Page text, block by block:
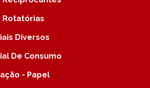
Rotatórias
Diversos
De Consumo
- Papel